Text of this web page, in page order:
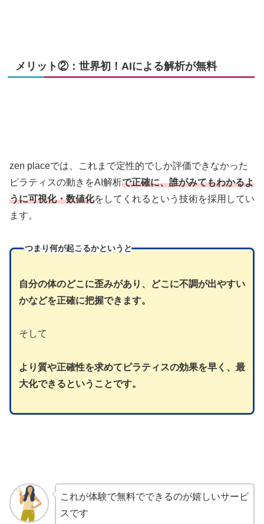
メリット②：世界初！AIによる解析が無料
zen placeでは、これまで定性的でしか評価できなかった
ピラティスの動きをAI解析で正確に、誰がみてもわかるよ
うに可視化・数値化をしてくれるという技術を採用してい
ます。
つまり何が起こるかというと
自分の体のどこに歪みがあり、どこに不調が出やすい
かなどを正確に把握できます。
そして
より質や正確性を求めてピラティスの効果を早く、最
大化できるということです。
これが体験で無料でできるのが嬉しいサービ
スです